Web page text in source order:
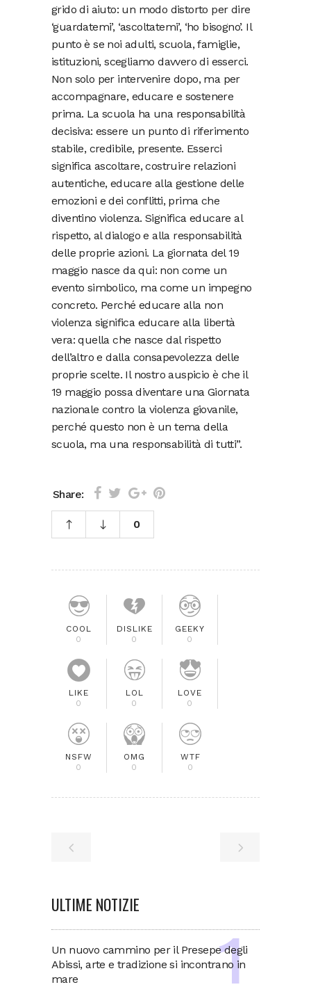
grido di aiuto: un modo distorto per dire
‘guardatemi’, ‘ascoltatemi’, ‘ho bisogno’. Il
punto è se noi adulti, scuola, famiglie,
istituzioni, scegliamo davvero di esserci.
Non solo per intervenire dopo, ma per
accompagnare, educare e sostenere
prima. La scuola ha una responsabilità
decisiva: essere un punto di riferimento
stabile, credibile, presente. Esserci
significa ascoltare, costruire relazioni
autentiche, educare alla gestione delle
emozioni e dei conflitti, prima che
diventino violenza. Significa educare al
rispetto, al dialogo e alla responsabilità
delle proprie azioni. La giornata del 19
maggio nasce da qui: non come un
evento simbolico, ma come un impegno
concreto. Perché educare alla non
violenza significa educare alla libertà
vera: quella che nasce dal rispetto
dell’altro e dalla consapevolezza delle
proprie scelte. Il nostro auspicio è che il
19 maggio possa diventare una Giornata
nazionale contro la violenza giovanile,
perché questo non è un tema della
scuola, ma una responsabilità di tutti”.
Share:
0
COOL
0
DISLIKE
0
GEEKY
0
LIKE
0
LOL
0
LOVE
0
NSFW
0
OMG
0
WTF
0
ULTIME NOTIZIE
Un nuovo cammino per il Presepe degli
Abissi, arte e tradizione si incontrano in
mare